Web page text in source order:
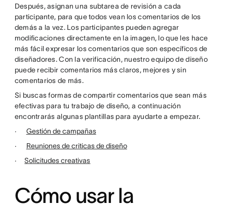
Después, asignan una subtarea de revisión a cada
participante, para que todos vean los comentarios de los
demás a la vez. Los participantes pueden agregar
modificaciones directamente en la imagen, lo que les hace
más fácil expresar los comentarios que son específicos de
diseñadores. Con la verificación, nuestro equipo de diseño
puede recibir comentarios más claros, mejores y sin
comentarios de más.
Si buscas formas de compartir comentarios que sean más
efectivas para tu trabajo de diseño, a continuación
encontrarás algunas plantillas para ayudarte a empezar.
· Gestión de campañas
· Reuniones de criticas de diseño
·Solicitudes creativas
Cómo usar la